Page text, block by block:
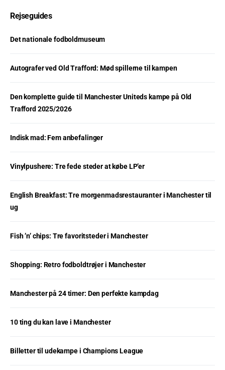
Rejseguides
Det nationale fodboldmuseum
Autografer ved Old Trafford: Mød spillerne til kampen
Den komplette guide til Manchester Uniteds kampe på Old
Trafford 2025/2026
Indisk mad: Fem anbefalinger
Vinylpushere: Tre fede steder at købe LP’er
English Breakfast: Tre morgenmadsrestauranter i Manchester til
ug
Fish ’n’ chips: Tre favoritsteder i Manchester
Shopping: Retro fodboldtrøjer i Manchester
Manchester på 24 timer: Den perfekte kampdag
10 ting du kan lave i Manchester
Billetter til udekampe i Champions League